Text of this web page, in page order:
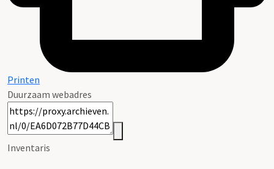
Printen
Duurzaam webadres
Inventaris